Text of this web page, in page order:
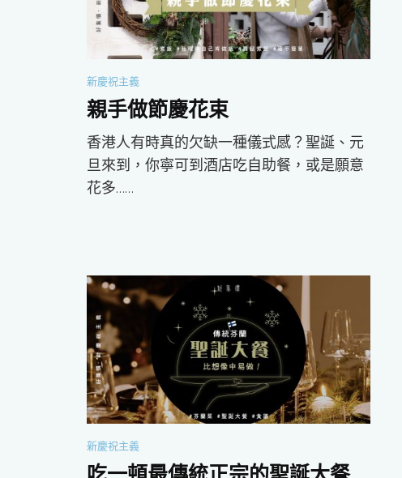
新慶祝主義
親手做節慶花束
香港人有時真的欠缺一種儀式感？聖誕、元
旦來到，你寧可到酒店吃自助餐，或是願意
花多……
新慶祝主義